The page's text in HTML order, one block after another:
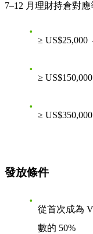
7–12 月理財持倉對應
≥
≥
≥
發放條件
從首次成為
數的 50%